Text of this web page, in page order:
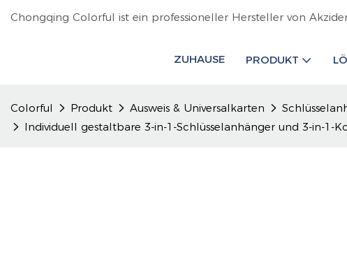
Chongqing Colorful ist ein professioneller Hersteller von
ZUHAUSE PRODUKT
Colorful Produkt Ausweis & Universalkarten
Individuell gestaltbare 3-in-1-Schlüsselanhänger und 3-in-1-